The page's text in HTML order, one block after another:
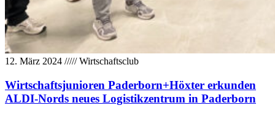
12. März 2024 /////Wirtschaftsclub
Wirtschaftsjunioren Paderborn+Höxter erkunden
ALDI-Nords neues Logistikzentrum in Paderborn